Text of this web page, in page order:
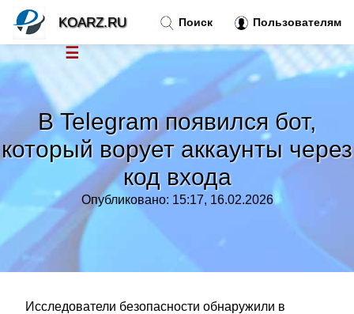
В Telegram появился бот,
который ворует аккаунты через
код входа
Опубликовано: 15:17, 16.02.2026
Исследователи безопасности обнаружили в
Поиск Пользователям
KOARZ.RU
☰
Новости
Тренды новостей»
»
Правила »
Контакт»